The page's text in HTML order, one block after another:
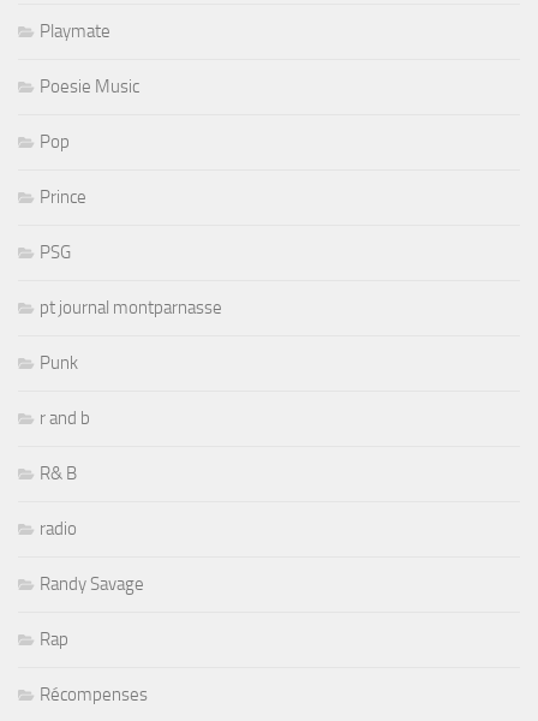
Playmate
Poesie Music
Pop
Prince
PSG
pt journal montparnasse
Punk
r and b
R& B
radio
Randy Savage
Rap
Récompenses